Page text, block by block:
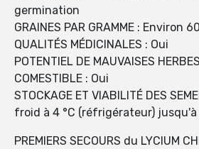
germination
GRAINES PAR GRAMME : Environ
QUALITÉS MÉDICINALES : Oui
POTENTIEL DE MAUVAISES
COMESTIBLE : Oui
STOCKAGE ET VIABILITÉ DES
froid à 4 °C (réfrigérateur) jusqu'à
PREMIERS SECOURS du LYCIUM